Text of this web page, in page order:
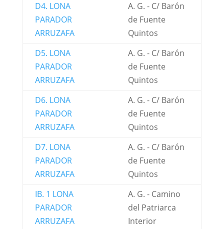
D4. LONA
PARADOR
ARRUZAFA
A. G. - C/ Barón
de Fuente
Quintos
D5. LONA
PARADOR
ARRUZAFA
A. G. - C/ Barón
de Fuente
Quintos
D6. LONA
PARADOR
ARRUZAFA
A. G. - C/ Barón
de Fuente
Quintos
D7. LONA
PARADOR
ARRUZAFA
A. G. - C/ Barón
de Fuente
Quintos
IB. 1 LONA
PARADOR
ARRUZAFA
A. G. - Camino
del Patriarca
Interior